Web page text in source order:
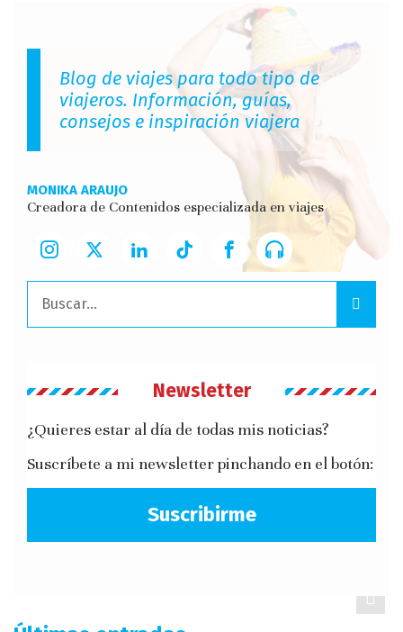
Blog de viajes para todo tipo de
viajeros. Información, guías,
consejos e inspiración viajera
MONIKA ARAUJO
Creadora de Contenidos especializada en viajes
Buscar:
Newsletter
¿Quieres estar al día de todas mis noticias?
Suscríbete a mi newsletter pinchando en el botón:
Suscribirme